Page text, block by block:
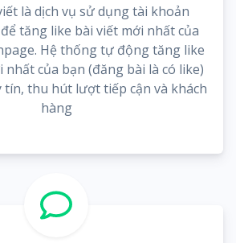
là dịch vụ sử dụng tài khoản
tăng like bài viết mới nhất của
Hệ thống tự động tăng like
nhất của bạn (đăng bài là có like)
thu hút lượt tiếp cận và khách
hàng